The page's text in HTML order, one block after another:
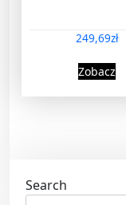
249,69zł
Zobacz
Search